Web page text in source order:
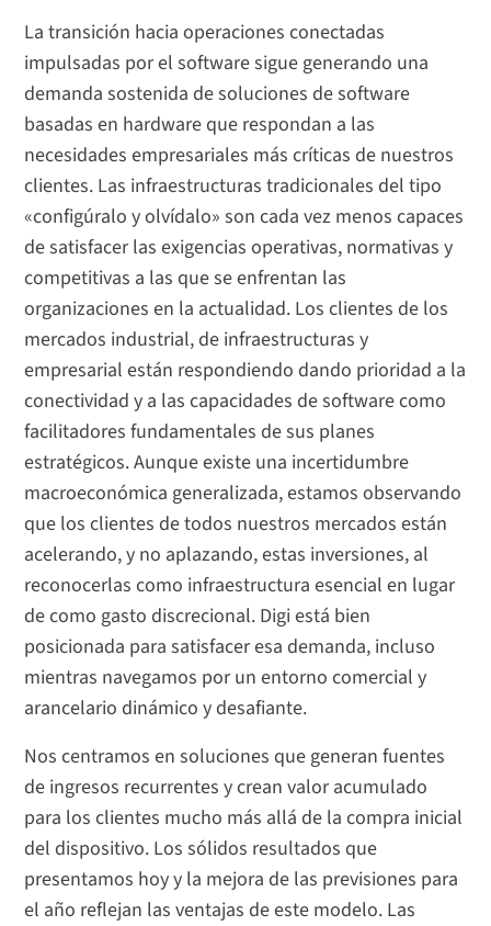
La transición hacia operaciones conectadas
impulsadas por el software sigue generando una
demanda sostenida de soluciones de software
basadas en hardware que respondan a las
necesidades empresariales más críticas de nuestros
clientes. Las infraestructuras tradicionales del tipo
«configúralo y olvídalo» son cada vez menos capaces
de satisfacer las exigencias operativas, normativas y
competitivas a las que se enfrentan las
organizaciones en la actualidad. Los clientes de los
mercados industrial, de infraestructuras y
empresarial están respondiendo dando prioridad a la
conectividad y a las capacidades de software como
facilitadores fundamentales de sus planes
estratégicos. Aunque existe una incertidumbre
macroeconómica generalizada, estamos observando
que los clientes de todos nuestros mercados están
acelerando, y no aplazando, estas inversiones, al
reconocerlas como infraestructura esencial en lugar
de como gasto discrecional. Digi está bien
posicionada para satisfacer esa demanda, incluso
mientras navegamos por un entorno comercial y
arancelario dinámico y desafiante.
Nos centramos en soluciones que generan fuentes
de ingresos recurrentes y crean valor acumulado
para los clientes mucho más allá de la compra inicial
del dispositivo. Los sólidos resultados que
presentamos hoy y la mejora de las previsiones para
el año reflejan las ventajas de este modelo. Las